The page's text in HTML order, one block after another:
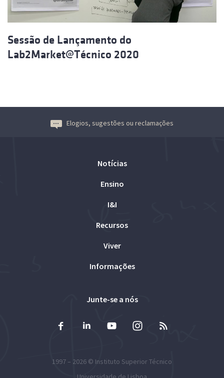
Sessão de Lançamento do
Lab2Market@Técnico 2020
Elogios, sugestões ou reclamações
Notícias
Ensino
I&I
Recursos
Viver
Informações
Junte-se a nós
1997 – 2026 © Instituto Superior Técnico